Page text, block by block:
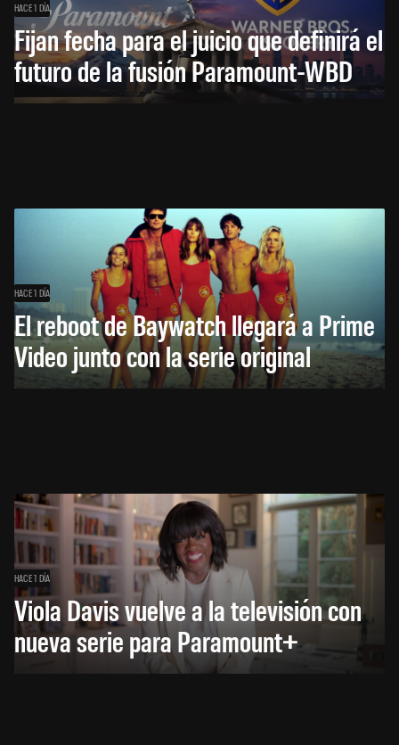
HACE 1 DÍA
Fijan fecha para el juicio que definirá el
futuro de la fusión Paramount-WBD
HACE 1 DÍA
El reboot de Baywatch llegará a Prime
Video junto con la serie original
HACE 1 DÍA
Viola Davis vuelve a la televisión con
nueva serie para Paramount+